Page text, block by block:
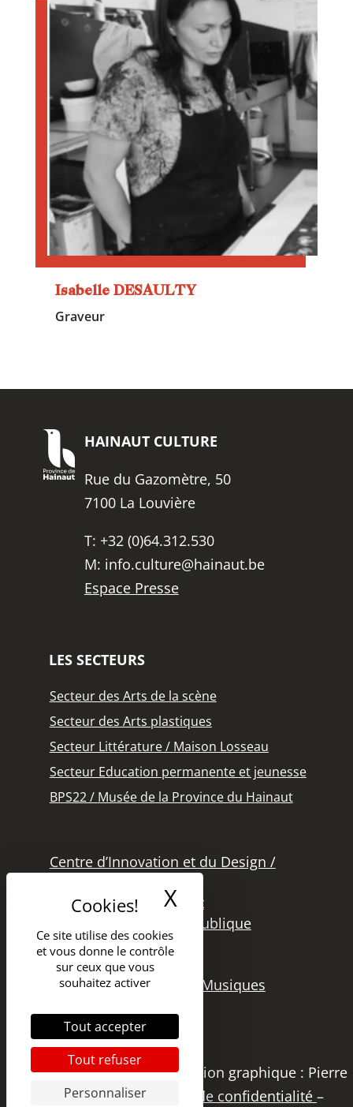
Ce site utilise des cookies
et vous donne le contrôle
sur ceux que vous
souhaitez activer
Tout accepter
Tout refuser
Personnaliser
X Masquer le
Isabelle DESAULTY
Graveur
HAINAUT CULTURE
Rue du Gazomètre, 50
7100 La Louvière
T: +32 (0)64.312.530
M: info.culture@hainaut.be
Espace Presse
LES SECTEURS
Secteur des Arts de la scène
Secteur des Arts plastiques
Secteur Littérature / Maison Losseau
Secteur Education permanente et jeunesse
BPS22 / Musée de la Province du Hainaut
Centre d’Innovation et du Design /
Office des Métiers d’Art
Secteur de la Lecture Publique
Bibliothèque Langlois
Secteur Cinéma
Secteur Audiovisuel et Musiques
Copyright 2021 – DGSI | Création graphique : Pierre
Papier Studio | Politique de confidentialité –